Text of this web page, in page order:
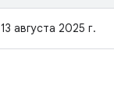
13 августа 2025 г.